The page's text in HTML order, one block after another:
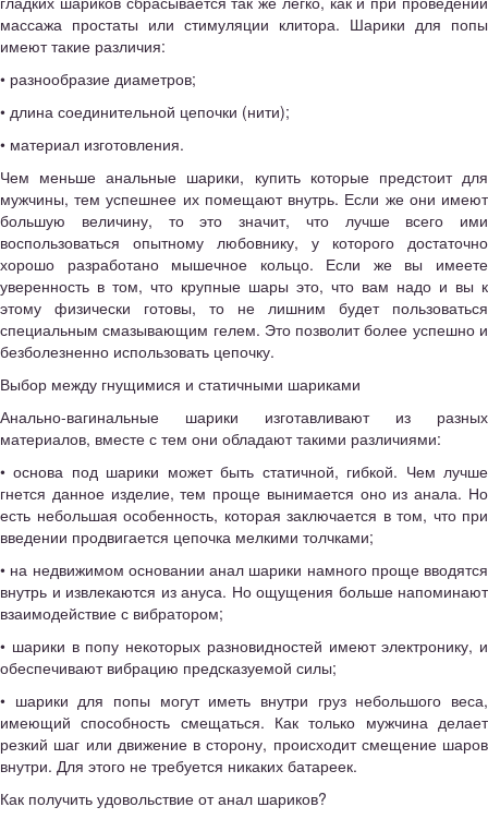
массажа простаты или стимуляции клитора. Шарики для попы
имеют такие различия:
• разнообразие диаметров;
• длина соединительной цепочки (нити);
• материал изготовления.
Чем меньше анальные шарики, купить которые предстоит для
мужчины, тем успешнее их помещают внутрь. Если же они имеют
большую величину, то это значит, что лучше всего ими
воспользоваться опытному любовнику, у которого достаточно
хорошо разработано мышечное кольцо. Если же вы имеете
уверенность в том, что крупные шары это, что вам надо и вы к
этому физически готовы, то не лишним будет пользоваться
специальным смазывающим гелем. Это позволит более успешно и
безболезненно использовать цепочку.
Выбор между гнущимися и статичными шариками
Анально-вагинальные шарики изготавливают из разных
материалов, вместе с тем они обладают такими различиями:
• основа под шарики может быть статичной, гибкой. Чем лучше
гнется данное изделие, тем проще вынимается оно из анала. Но
есть небольшая особенность, которая заключается в том, что при
введении продвигается цепочка мелкими толчками;
• на недвижимом основании анал шарики намного проще вводятся
внутрь и извлекаются из ануса. Но ощущения больше напоминают
взаимодействие с вибратором;
• шарики в попу некоторых разновидностей имеют электронику, и
обеспечивают вибрацию предсказуемой силы;
• шарики для попы могут иметь внутри груз небольшого веса,
имеющий способность смещаться. Как только мужчина делает
резкий шаг или движение в сторону, происходит смещение шаров
внутри. Для этого не требуется никаких батареек.
Как получить удовольствие от анал шариков?